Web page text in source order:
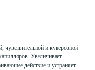
чувствительной и куперозной
Увеличивает
действие и устраняет